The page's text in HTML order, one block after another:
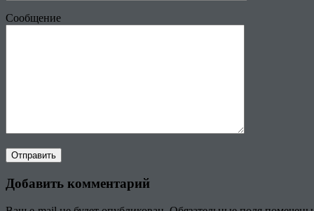
Сообщение
Добавить комментарий